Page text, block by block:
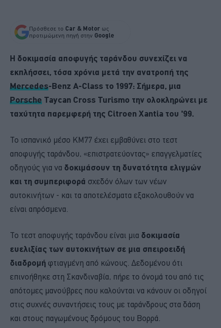
Πρόσθεσε το Car & Motor ως
προτιμώμενη πηγή στην Google
Η δοκιμασία αποφυγής ταράνδου συνεχίζει να
εκπλήσσει, τόσα χρόνια μετά την ανατροπή της
Mercedes-Benz A-Class το 1997: Σήμερα, μια
Porsche Taycan Cross Turismo την ολοκληρώνει με
ταχύτητα παρεμφερή της Citroen Xantia του '99.
Το ισπανικό μέσο KM77 έχει εμβαθύνει στο τεστ
αποφυγής ταράνδου, «επιστρατεύοντας» επαγγελματίες
οδηγούς για να δοκιμάσουν τη δυνατότητα ελιγμών
και τη συμπεριφορά σχεδόν όλων των νέων
αυτοκινήτων - και τα αποτελέσματα εξακολουθούν να
είναι απρόσμενα.
Το τεστ αποφυγής ταράνδου είναι μια δοκιμασία
ευελιξίας των αυτοκινήτων σε μια σπειροειδή
διαδρομή φτιαγμένη από κώνους. Δεδομένου ότι
επινοήθηκε στη Σκανδιναβία, πήρε το όνομά του από τις
απότομες μανούβρες που καλούνται να κάνουν οι οδηγοί
στις συχνές συναντήσεις τους με ταράνδρους στα δάση
και στους παγωμένους δρόμους του Βορρά.